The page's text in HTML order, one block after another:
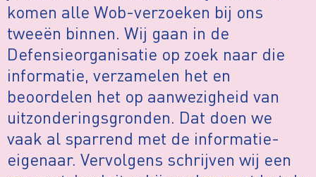
komen alle Wob-verzoeken bij ons
tweeën binnen. Wij gaan in de
Defensieorganisatie op zoek naar die
informatie, verzamelen het en
beoordelen het op aanwezigheid van
uitzonderingsgronden. Dat doen we
vaak al sparrend met de informatie-
eigenaar. Vervolgens schrijven wij een